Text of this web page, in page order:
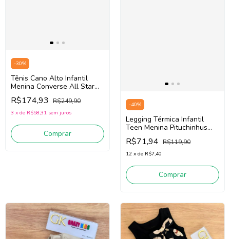
-30%
Tênis Cano Alto Infantil
Menina Converse All Star
CK1654 (Preto/Branco)
R$174,93 R$249,90
3 x de R$58,31 sem juros
Comprar
-40%
Legging Térmica Infantil
Teen Menina Pituchinhus
28632 (Bege Claro)
R$71,94 R$119,90
12 x de R$7,40
Comprar